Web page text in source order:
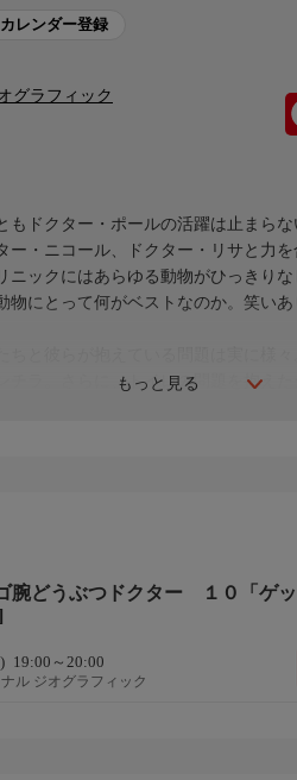
カレンダー登録
グラフィック
もっと見る
もドクター・ポールの活躍は止まら
ー・ニコール、ドクター・リサと力
ニックにはあらゆる動物がひっきり
にとって何がベストなのか。笑いあ
チラ。さらに、トイレの問題を抱え
腕どうぶつドクター １０「ゲッ
19:00～20:00
ル ジオグラフィック